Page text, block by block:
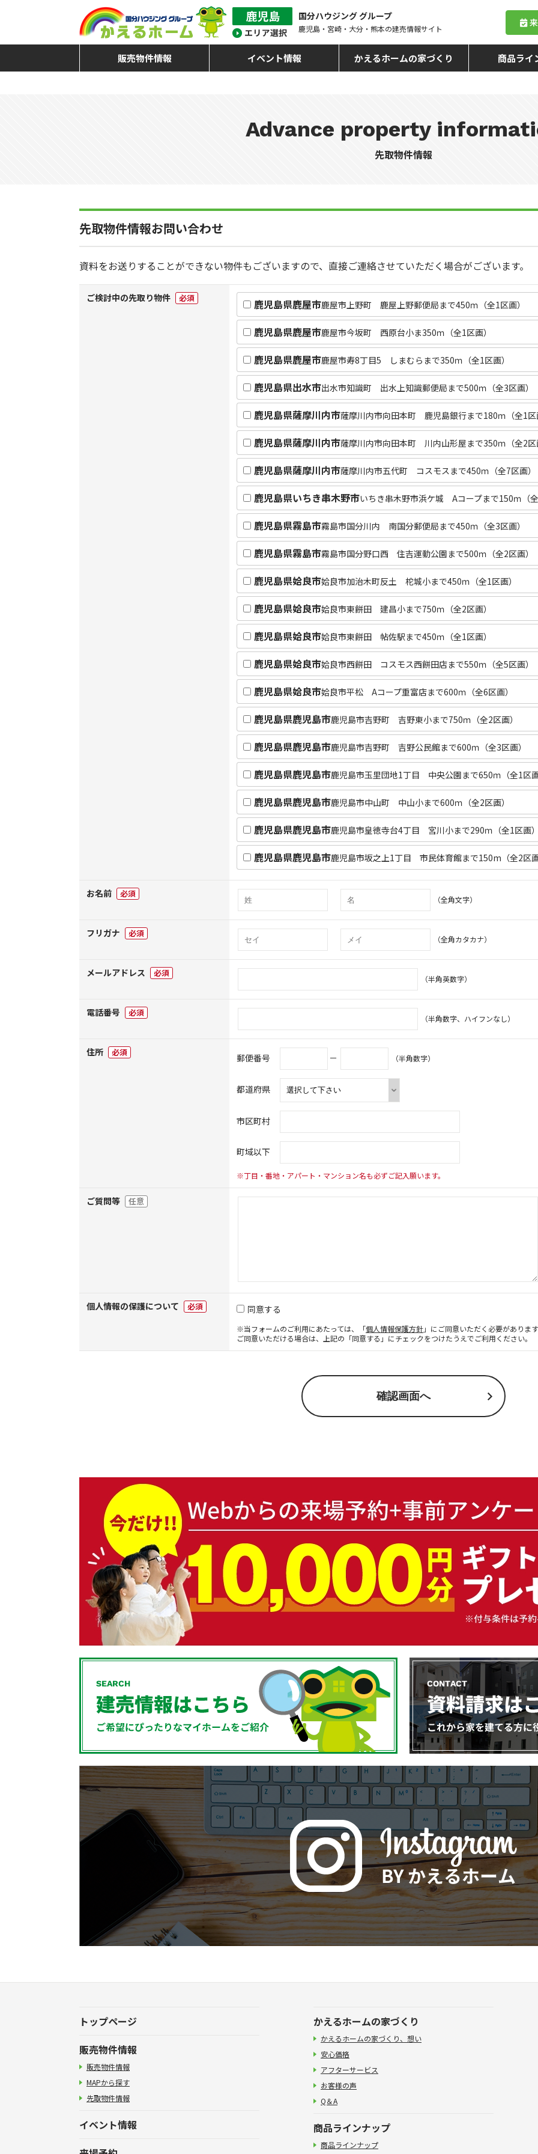
国分ハウジング グループ
鹿児島・宮崎・大分・熊本の建売情報サイト
販売物件情報 イベント情報 かえるホームの家づくり 商品ライ
Advance property
先取物件情報
先取物件情報お問い合わせ
資料をお送りすることができない物件もございますので、直接ご連絡させていただく場合がございます。
ご検討中の先取り物件 必須 鹿児島県鹿屋市鹿屋市上野町 鹿屋上野郵便局まで450ｍ（全1区画）
鹿児島県鹿屋市鹿屋市今坂町 西原台小ま350ｍ（全1区画）
鹿児島県鹿屋市鹿屋市寿8丁目5 しまむらまで350ｍ（全1区画）
鹿児島県出水市出水市知識町 出水上知識郵便局まで500ｍ（全3区画）
鹿児島県薩摩川内市薩摩川内市向田本町 鹿児島銀行まで180ｍ（全1区
鹿児島県薩摩川内市薩摩川内市向田本町 川内山形屋まで350ｍ（全2区
鹿児島県薩摩川内市薩摩川内市五代町 コスモスまで450ｍ（全7区画）
鹿児島県いちき串木野市いちき串木野市浜ケ城 Aコープまで150ｍ（
鹿児島県霧島市霧島市国分川内 南国分郵便局まで450ｍ（全3区画）
鹿児島県霧島市霧島市国分野口西 住吉運動公園まで500ｍ（全2区画）
鹿児島県姶良市姶良市加治木町反土 柁城小まで450ｍ（全1区画）
鹿児島県姶良市姶良市東餅田 建昌小まで750ｍ（全2区画）
鹿児島県姶良市姶良市東餅田 帖佐駅まで450ｍ（全1区画）
鹿児島県姶良市姶良市西餅田 コスモス西餅田店まで550ｍ（全5区画）
鹿児島県姶良市姶良市平松 Aコープ重富店まで600ｍ（全6区画）
鹿児島県鹿児島市鹿児島市吉野町 吉野東小まで750ｍ（全2区画）
鹿児島県鹿児島市鹿児島市吉野町 吉野公民館まで600ｍ（全3区画）
鹿児島県鹿児島市鹿児島市玉里団地1丁目 中央公園まで650ｍ（全1区
鹿児島県鹿児島市鹿児島市中山町 中山小まで600ｍ（全2区画）
鹿児島県鹿児島市鹿児島市皇徳寺台4丁目 宮川小まで290ｍ（全1区画
鹿児島県鹿児島市鹿児島市坂之上1丁目 市民体育館まで150m（全2区
お名前 必須
（全角文字）
フリガナ 必須
（全角カタカナ）
メールアドレス 必須
（半角英数字）
電話番号 必須
（半角数字、ハイフンなし）
住所 必須 郵便番号 － （半角数字）
都道府県
市区町村
町域以下
※丁目・番地・アパート・マンション名も必ずご記入願います。
ご質問等 任意
個人情報の保護について 必須 同意する
※当フォームのご利用にあたっては、「個人情報保護方針」にご同意いただく必要がありま
ご同意いただける場合は、上記の「同意する」にチェックをつけたうえでご利用ください。
トップページ
販売物件情報
販売物件情報
MAPから探す
先取物件情報
イベント情報
かえるホームの家づくり
かえるホームの家づくり、想い
安心価格
アフターサービス
お客様の声
Q＆A
商品ラインナップ
商品ラインナップ